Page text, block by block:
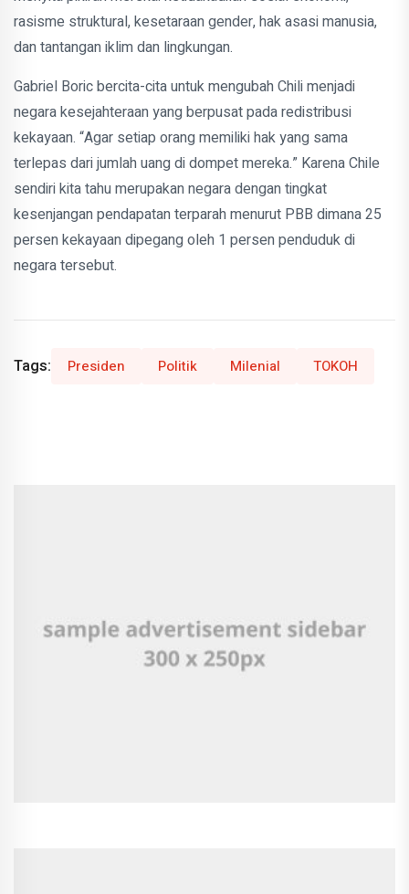
rasisme struktural, kesetaraan gender, hak asasi manusia,
dan tantangan iklim dan lingkungan.
Gabriel Boric bercita-cita untuk mengubah Chili menjadi
negara kesejahteraan yang berpusat pada redistribusi
kekayaan. “Agar setiap orang memiliki hak yang sama
terlepas dari jumlah uang di dompet mereka.” Karena Chile
sendiri kita tahu merupakan negara dengan tingkat
kesenjangan pendapatan terparah menurut PBB dimana 25
persen kekayaan dipegang oleh 1 persen penduduk di
negara tersebut.
Tags: Presiden Politik Milenial TOKOH